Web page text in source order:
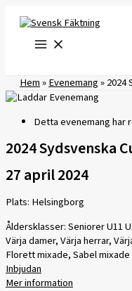
innehåll
Hem»Evenemang»2024
Detta evenemang har
2024 Sydsvenska
27 april 2024
Plats: Helsingborg
Åldersklasser: Seniorer U11
Värja damer, Värja herrar,
Florett mixade, Sabel mixade
Inbjudan
Mer information